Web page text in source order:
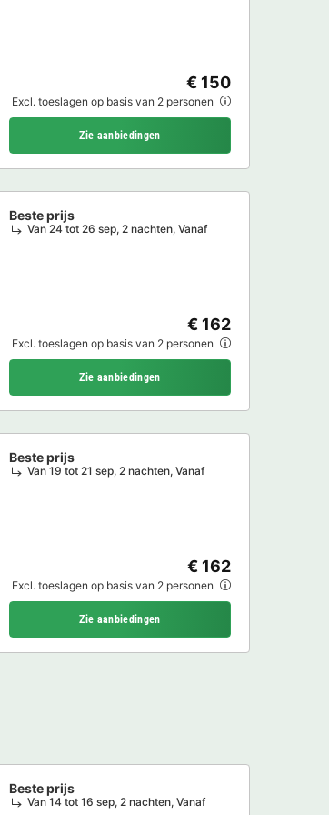
€ 150
Excl. toeslagen op basis van 2 personen
Zie aanbiedingen
Beste prijs
Van 24 tot 26 sep, 2 nachten, Vanaf
€ 162
Excl. toeslagen op basis van 2 personen
Zie aanbiedingen
Beste prijs
Van 19 tot 21 sep, 2 nachten, Vanaf
€ 162
Excl. toeslagen op basis van 2 personen
Zie aanbiedingen
Beste prijs
Van 14 tot 16 sep, 2 nachten, Vanaf